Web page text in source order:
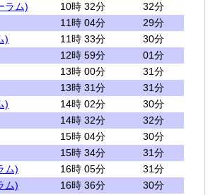
ラム)
10時 32分
32分
11時 04分
29分
)
11時 33分
30分
12時 59分
01分
13時 00分
31分
13時 31分
31分
)
14時 02分
30分
14時 32分
32分
15時 04分
30分
15時 34分
31分
ム)
16時 05分
31分
ム)
16時 36分
30分